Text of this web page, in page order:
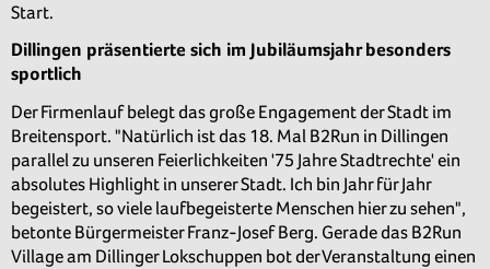
Start.
Dillingen präsentierte sich im Jubiläumsjahr besonders
sportlich
Der Firmenlauf belegt das große Engagement der Stadt im
Breitensport. "Natürlich ist das 18. Mal B2Run in Dillingen
parallel zu unseren Feierlichkeiten '75 Jahre Stadtrechte' ein
absolutes Highlight in unserer Stadt. Ich bin Jahr für Jahr
begeistert, so viele laufbegeisterte Menschen hier zu sehen",
betonte Bürgermeister Franz-Josef Berg. Gerade das B2Run
Village am Dillinger Lokschuppen bot der Veranstaltung einen